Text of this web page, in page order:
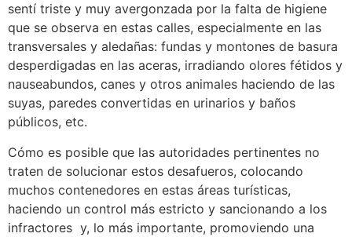
sentí triste y muy avergonzada por la falta de higiene
que se observa en estas calles, especialmente en las
transversales y aledañas: fundas y montones de basura
desperdigadas en las aceras, irradiando olores fétidos y
nauseabundos, canes y otros animales haciendo de las
suyas, paredes convertidas en urinarios y baños
públicos, etc.
Cómo es posible que las autoridades pertinentes no
traten de solucionar estos desafueros, colocando
muchos contenedores en estas áreas turísticas,
haciendo un control más estricto y sancionando a los
infractores y, lo más importante, promoviendo una